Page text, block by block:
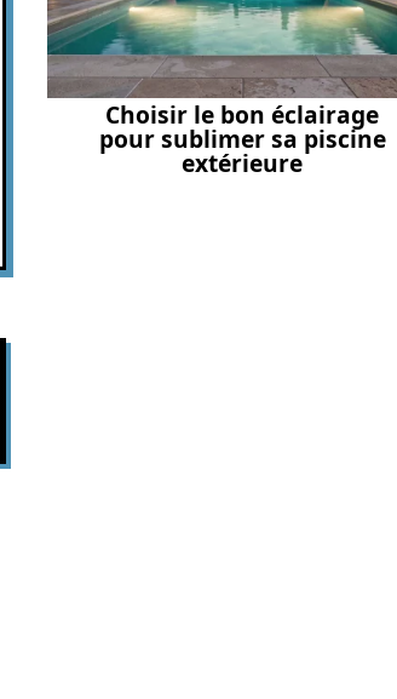
Choisir le bon éclairage
pour sublimer sa piscine
extérieure